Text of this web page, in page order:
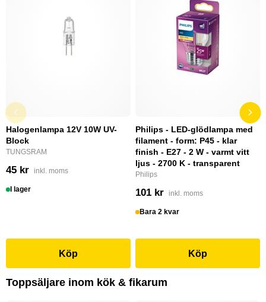
Halogenlampa 12V 10W UV-
Block
TUNGSRAM
45 kr inkl. moms
I lager
Köp
Philips - LED-glödlampa med
filament - form: P45 - klar
finish - E27 - 2 W - varmt vitt
ljus - 2700 K - transparent
Philips
101 kr inkl. moms
Bara 2 kvar
Köp
Toppsäljare inom kök & fikarum